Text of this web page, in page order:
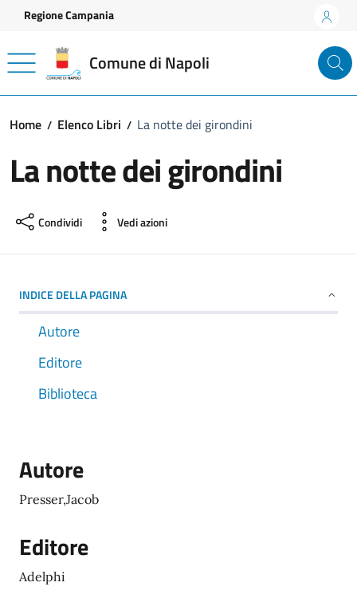
Vai ai contenuti
Vai al footer
Regione Campania
Comune di Napoli
Home Elenco Libri La notte dei girondini
La notte dei girondini
Condividi Vedi azioni
INDICE DELLA PAGINA
Autore
Editore
Biblioteca
Autore
Presser,Jacob
Editore
Adelphi